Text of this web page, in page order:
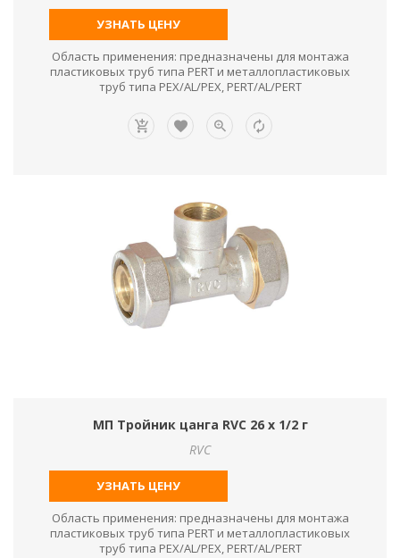
УЗНАТЬ ЦЕНУ
Область применения: предназначены для монтажа
пластиковых труб типа PERT и металлопластиковых
труб типа PEX/AL/PEX, PERT/AL/PERT
МП Тройник цанга RVC 26 х 1/2 г
RVC
УЗНАТЬ ЦЕНУ
Область применения: предназначены для монтажа
пластиковых труб типа PERT и металлопластиковых
труб типа PEX/AL/PEX, PERT/AL/PERT